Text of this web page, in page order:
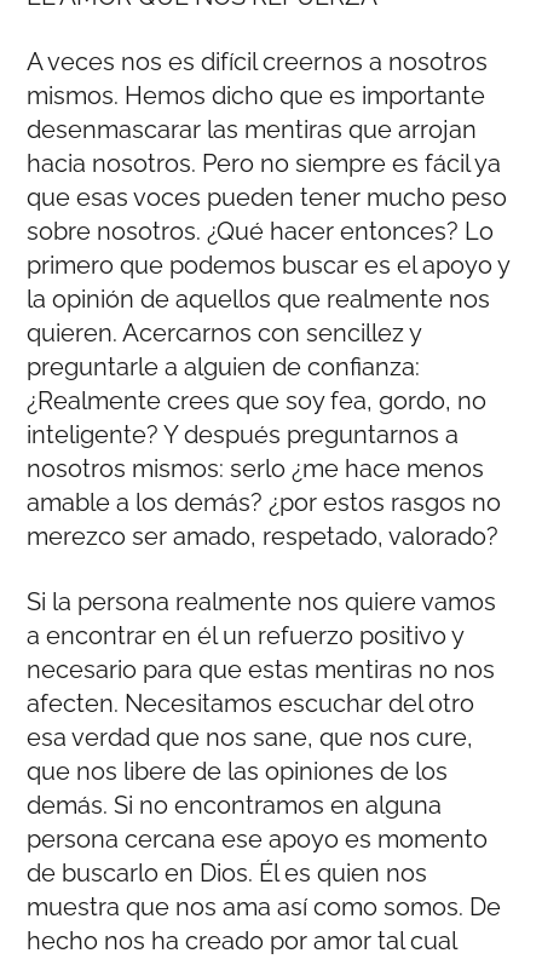
A veces nos es difícil creernos a nosotros
mismos. Hemos dicho que es importante
desenmascarar las mentiras que arrojan
hacia nosotros. Pero no siempre es fácil ya
que esas voces pueden tener mucho peso
sobre nosotros. ¿Qué hacer entonces? Lo
primero que podemos buscar es el apoyo y
la opinión de aquellos que realmente nos
quieren. Acercarnos con sencillez y
preguntarle a alguien de confianza:
¿Realmente crees que soy fea, gordo, no
inteligente? Y después preguntarnos a
nosotros mismos: serlo ¿me hace menos
amable a los demás? ¿por estos rasgos no
merezco ser amado, respetado, valorado?
Si la persona realmente nos quiere vamos
a encontrar en él un refuerzo positivo y
necesario para que estas mentiras no nos
afecten. Necesitamos escuchar del otro
esa verdad que nos sane, que nos cure,
que nos libere de las opiniones de los
demás. Si no encontramos en alguna
persona cercana ese apoyo es momento
de buscarlo en Dios. Él es quien nos
muestra que nos ama así como somos. De
hecho nos ha creado por amor tal cual